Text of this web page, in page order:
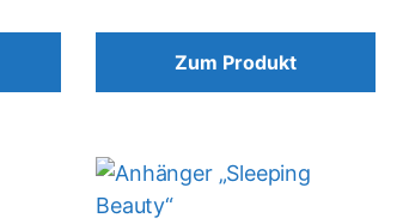
Zum Produkt